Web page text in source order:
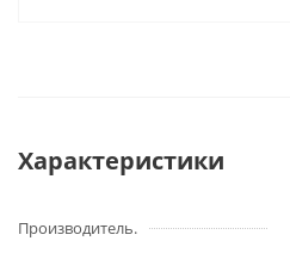
Характеристики
Производитель.